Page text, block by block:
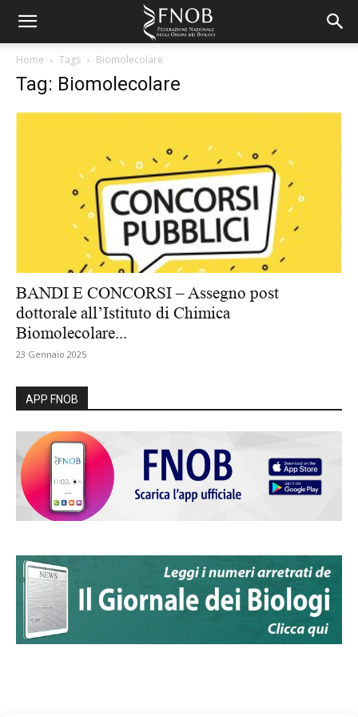
Home Tags Biomolecolare
Tag: Biomolecolare
BANDI E CONCORSI – Assegno post
dottorale all’Istituto di Chimica
Biomolecolare...
23 Gennaio 2025
APP FNOB